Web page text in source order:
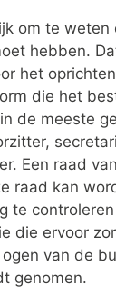
om te weten
hebben.
het
die het
de meeste
Een raad
raad kan
te
die ervoor
van de
genomen.